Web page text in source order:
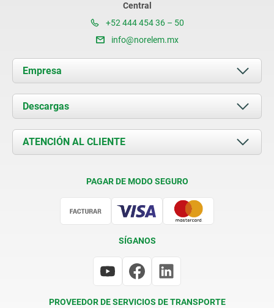
Central
+52 444 454 36 – 50
info@norelem.mx
Empresa
Acerca de nosotros
Novedades
Contacto
Descargas
Documents
ATENCIÓN AL CLIENTE
PAGAR DE MODO SEGURO
SÍGANOS
PROVEEDOR DE SERVICIOS DE TRANSPORTE